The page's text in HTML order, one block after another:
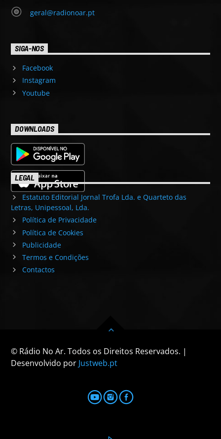
geral@radionoar.pt
SIGA-NOS
Facebook
Instagram
Youtube
DOWNLOADS
LEGAL
Estatuto Editorial Jornal Trofa Lda. e Quarteto das
Letras, Unipessoal, Lda.
Política de Privacidade
Política de Cookies
Publicidade
Termos e Condições
Contactos
© Rádio No Ar. Todos os Direitos Reservados. |
Desenvolvido por Justweb.pt